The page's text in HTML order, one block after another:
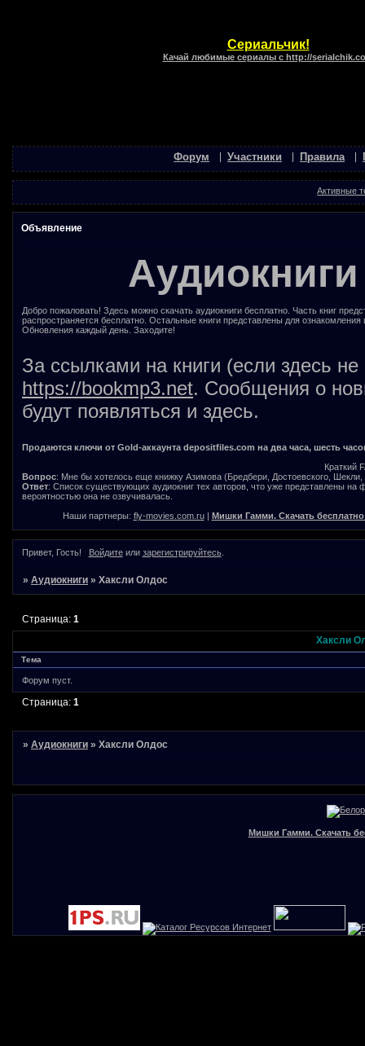
Сериальчик!
Качай любимые сериалы с http://
Форум Участники Правила
Активные
Объявление
Добро пожаловать! Здесь можно скачать аудиокниги бесплатно. Часть книг
распространяется бесплатно. Остальные книги представлены для
Обновления каждый день. Заходите!
За ссылками на книги (если здесь
https://bookmp3.net. Сообщения о
будут появляться и здесь.
Продаются ключи от Gold-аккаунта depositfiles.com на два часа, шесть
Краткий
Вопрос: Мне бы хотелось еще книжку Азимова (Бредбери, Достоевского, Шекли,
Ответ: Список существующих аудиокниг тех авторов, что уже представлены на
вероятностью она не озвучивалась.
Наши партнеры: fly-movies.com.ru| Мишки Гамми. Скачать
Привет, Гость! Войдитеили зарегистрируйтесь.
»Аудиокниги »Хаксли Олдос
Хаксли
Страница:1
Тема
Форум пуст.
Страница:1
»Аудиокниги »Хаксли Олдос
Мишки Гамми. Скачать